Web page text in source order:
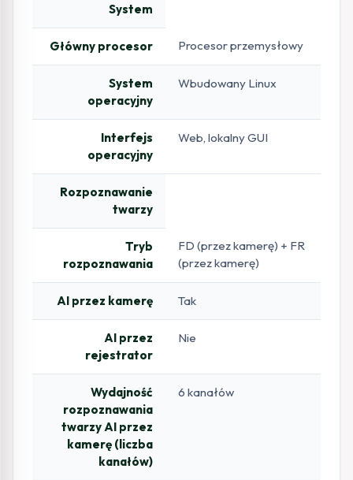
System
Główny procesor Procesor przemysłowy
System
operacyjny
Wbudowany Linux
Interfejs
operacyjny
Web, lokalny GUI
Rozpoznawanie
twarzy
Tryb
rozpoznawania
FD (przez kamerę) + FR
(przez kamerę)
AI przez kamerę Tak
AI przez
rejestrator
Nie
Wydajność
rozpoznawania
twarzy AI przez
kamerę (liczba
kanałów)
6 kanałów